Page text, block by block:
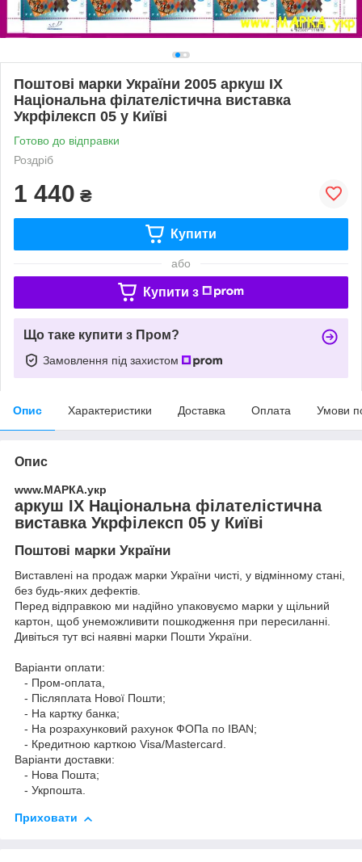
Поштові марки України 2005 аркуш ІX
Національна філателістична виставка
Укрфілексп 05 у Київі
Готово до відправки
Роздріб
1 440 ₴
Купити
або
Купити з
Що таке купити з Пром?
Замовлення під захистом
Опис Характеристики Доставка Оплата Умови
Опис
www.МАРКА.укр
аркуш ІX Національна філателістична
виставка Укрфілексп 05 у Київі
Поштові марки України
Виставлені на продаж марки України чисті, у відмінному стані,
без будь-яких дефектів.
Перед відправкою ми надійно упаковуємо марки у щільний
картон, щоб унеможливити пошкодження при пересиланні.
Дивіться тут всі наявні марки Пошти України.
Варіанти оплати:
- Пром-оплата,
- Післяплата Нової Пошти;
- На картку банка;
- На розрахунковий рахунок ФОПа по IBAN;
- Кредитною карткою Visa/Mastercard.
Варіанти доставки:
- Нова Пошта;
- Укрпошта.
Приховати